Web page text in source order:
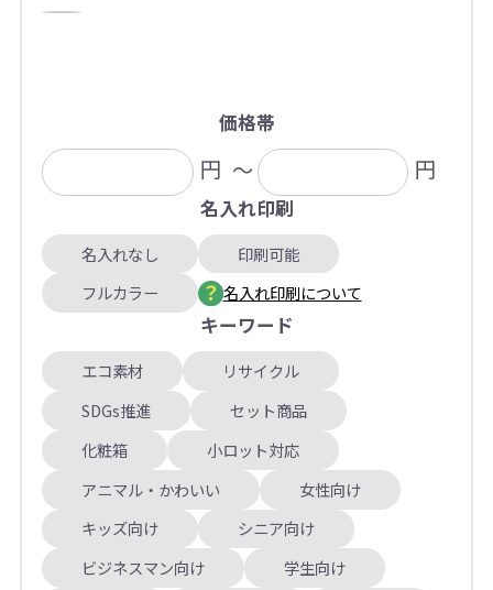
価格帯
円 ～ 円
名入れ印刷
名入れなし
印刷可能
フルカラー
名入れ印刷について
キーワード
エコ素材
リサイクル
SDGs推進
セット商品
化粧箱
小ロット対応
アニマル・かわいい
女性向け
キッズ向け
シニア向け
ビジネスマン向け
学生向け